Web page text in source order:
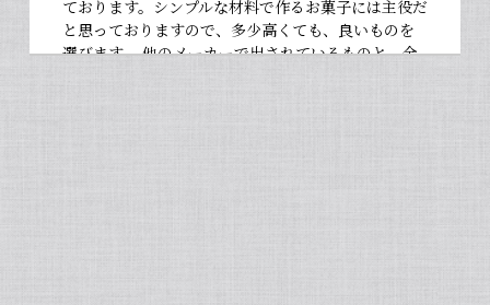
ております。シンプルな材料で作るお菓子には主役だ
と思っておりますので、多少高くても、良いものを
選びます。 他のメーカーで出されているものと、全